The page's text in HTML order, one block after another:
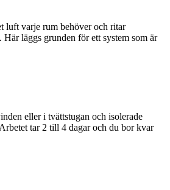
luft varje rum behöver och ritar
Här läggs grunden för ett system som är
eller i tvättstugan och isolerade
tar 2 till 4 dagar och du bor kvar